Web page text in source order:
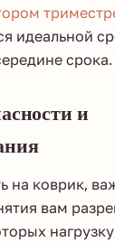
идеальной
срока.
и
на коврик,
вам
нагрузку